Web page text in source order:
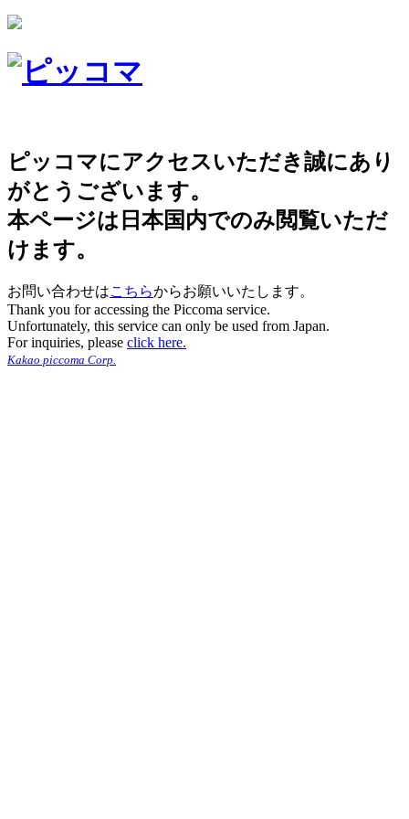
ピッコマにアクセスいただき誠にあり
がとうございます。
本ページは日本国内でのみ閲覧いただ
けます。
お問い合わせはこちらからお願いいたします。
Thank you for accessing the Piccoma service.
Unfortunately, this service can only be used from Japan.
For inquiries, please click here.
Kakao piccoma Corp.